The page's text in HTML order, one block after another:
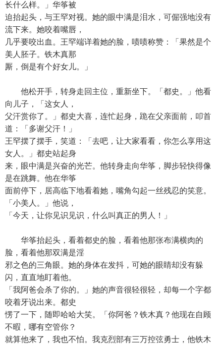
长什么样。」华筝被
迫抬起头，与王罕对视。她的眼中满是泪水，可倔强地没有
流下来。她咬着嘴唇，
几乎要咬出血。王罕端详着她的脸，啧啧称赞：「果然是个
美人胚子。铁木真那
厮，倒是有个好女儿。」
他松开手，转身走回主位，重新坐下。「都史。」他看
向儿子，「这女人，
父汗赏你了。」都史大喜，连忙起身，跪在父亲面前，叩首
道：「多谢父汗！」
王罕摆了摆手，笑道：「去吧，让大家看看，你怎么享用这
女人。」都史站起身
来，眼中满是兴奋的光芒。他转身走向华筝，脚步轻快得像
是在跳舞。他在华筝
面前停下，居高临下地看着她，嘴角勾起一丝残忍的笑意。
「小美人。」他说，
「今天，让你见识见识，什么叫真正的男人！」
华筝抬起头，看着都史的脸，看着他那张布满横肉的
脸，看着他那双满是淫
邪之色的三角眼。她的身体在发抖，可她的眼睛却没有躲
闪，直直地盯着他。
「我阿爸会杀了你的。」她的声音很轻很轻，却每一个字都
咬着牙说出来。都史
愣了一下，随即哈哈大笑。「你阿爸？铁木真？他现在自顾
不暇，哪有空管你？
就算他来了，我也不怕。我克烈部有三万控弦勇士，他铁木